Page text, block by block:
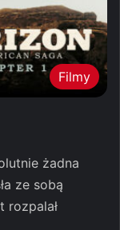
Filmy
żadna
ze sobą
rozpalał